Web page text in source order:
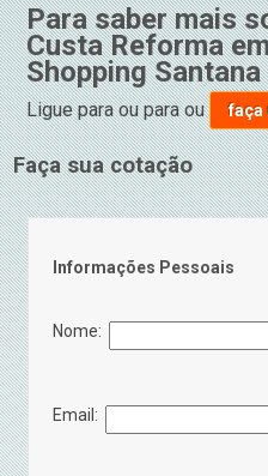
Para saber mais
Custa Reforma
Shopping Santana
Ligue paraou paraou faça
Faça sua cotação
Informações Pessoais
Nome:
Email: